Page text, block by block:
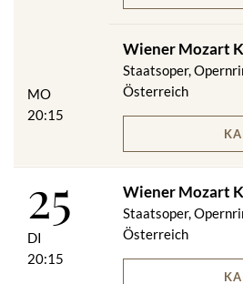
MO
20:15
Wiener Mozart
Staatsoper,
Österreich
25
DI
20:15
Wiener Mozart
Staatsoper,
Österreich